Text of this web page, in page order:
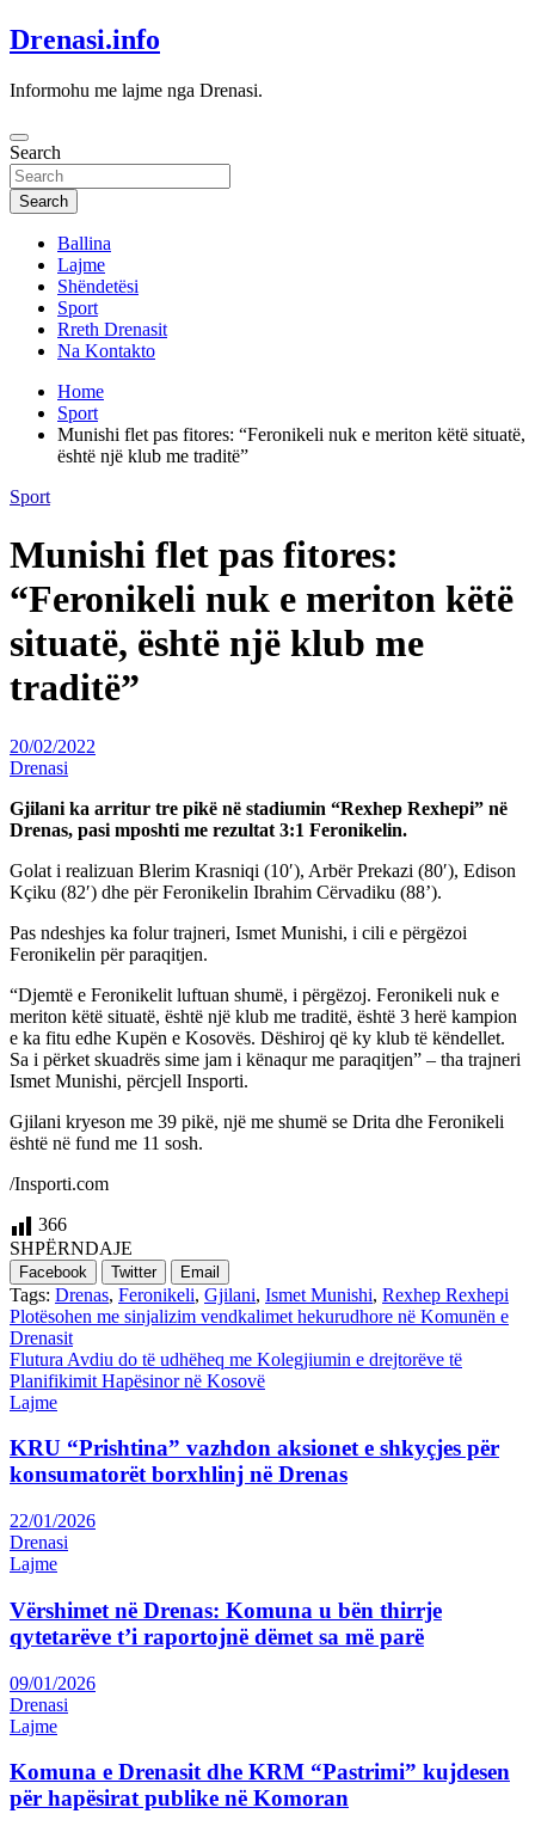
Skip
to
Drenasi.info
Informohu me lajme nga Drenasi.
Search
Search
Ballina
Lajme
Shëndetësi
Sport
Rreth Drenasit
Na Kontakto
Home
Sport
Munishi flet pas fitores: “Feronikeli nuk e meriton këtë situatë,
është një klub me traditë”
Sport
Munishi flet pas fitores:
“Feronikeli nuk e meriton këtë
situatë, është një klub me
traditë”
20/02/2022
Drenasi
Gjilani ka arritur tre pikë në stadiumin “Rexhep Rexhepi” në
Drenas, pasi mposhti me rezultat 3:1 Feronikelin.
Golat i realizuan Blerim Krasniqi (10′), Arbër Prekazi (80′), Edison
Kçiku (82′) dhe për Feronikelin Ibrahim Cërvadiku (88’).
Pas ndeshjes ka folur trajneri, Ismet Munishi, i cili e përgëzoi
Feronikelin për paraqitjen.
“Djemtë e Feronikelit luftuan shumë, i përgëzoj. Feronikeli nuk e
meriton këtë situatë, është një klub me traditë, është 3 herë kampion
e ka fitu edhe Kupën e Kosovës. Dëshiroj që ky klub të këndellet.
Sa i përket skuadrës sime jam i kënaqur me paraqitjen” – tha trajneri
Ismet Munishi, përcjell Insporti.
Gjilani kryeson me 39 pikë, një me shumë se Drita dhe Feronikeli
është në fund me 11 sosh.
/Insporti.com
366
SHPËRNDAJE
Facebook Twitter Email
Tags: Drenas, Feronikeli, Gjilani, Ismet Munishi, Rexhep Rexhepi
Post
navigation
Plotësohen me sinjalizim vendkalimet hekurudhore në Komunën e
Drenasit
Flutura Avdiu do të udhëheq me Kolegjiumin e drejtorëve të
Planifikimit Hapësinor në Kosovë
Lajme
KRU “Prishtina” vazhdon aksionet e shkyçjes për
konsumatorët borxhlinj në Drenas
22/01/2026
Drenasi
Lajme
Vërshimet në Drenas: Komuna u bën thirrje
qytetarëve t’i raportojnë dëmet sa më parë
09/01/2026
Drenasi
Lajme
Komuna e Drenasit dhe KRM “Pastrimi” kujdesen
për hapësirat publike në Komoran